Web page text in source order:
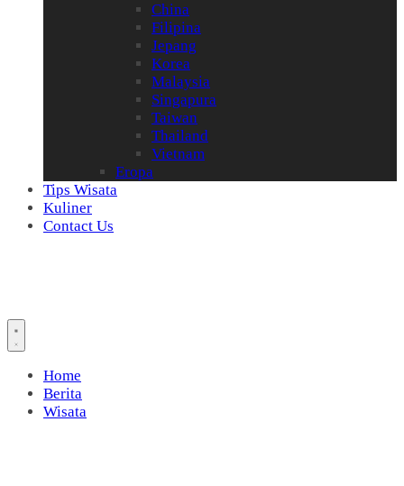
China
Filipina
Jepang
Korea
Malaysia
Singapura
Taiwan
Thailand
Vietnam
Eropa
Tips Wisata
Kuliner
Contact Us
Home
Berita
Wisata